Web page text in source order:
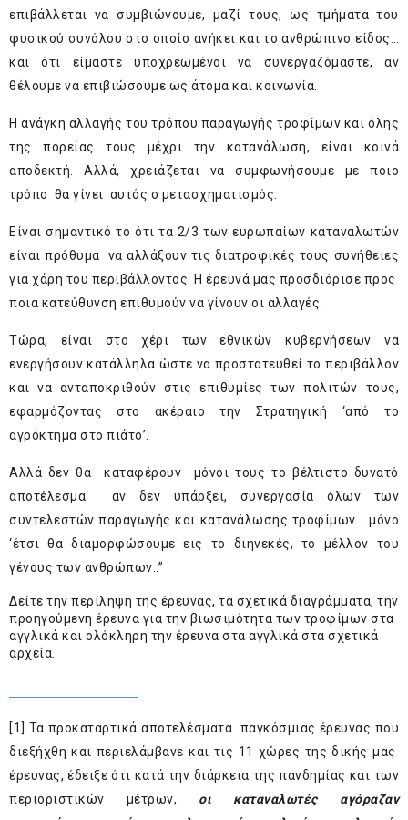
επιβάλλεται να συμβιώνουμε, μαζί τους, ως τμήματα του
φυσικού συνόλου στο οποίο ανήκει και το ανθρώπινο είδος…
και ότι είμαστε υποχρεωμένοι να συνεργαζόμαστε, αν
θέλουμε να επιβιώσουμε ως άτομα και κοινωνία.
Η ανάγκη αλλαγής του τρόπου παραγωγής τροφίμων και όλης
της πορείας τους μέχρι την κατανάλωση, είναι κοινά
αποδεκτή. Αλλά, χρειάζεται να συμφωνήσουμε με ποιο
τρόπο θα γίνει αυτός ο μετασχηματισμός.
Είναι σημαντικό το ότι τα 2/3 των ευρωπαίων καταναλωτών
είναι πρόθυμα να αλλάξουν τις διατροφικές τους συνήθειες
για χάρη του περιβάλλοντος. Η έρευνά μας προσδιόρισε προς
ποια κατεύθυνση επιθυμούν να γίνουν οι αλλαγές.
Τώρα, είναι στο χέρι των εθνικών κυβερνήσεων να
ενεργήσουν κατάλληλα ώστε να προστατευθεί το περιβάλλον
και να ανταποκριθούν στις επιθυμίες των πολιτών τους,
εφαρμόζοντας στο ακέραιο την Στρατηγική ‘από το
αγρόκτημα στο πιάτο’.
Αλλά δεν θα καταφέρουν μόνοι τους το βέλτιστο δυνατό
αποτέλεσμα αν δεν υπάρξει, συνεργασία όλων των
συντελεστών παραγωγής και κατανάλωσης τροφίμων… μόνο
‘έτσι θα διαμορφώσουμε εις το διηνεκές, το μέλλον του
γένους των ανθρώπων..”
Δείτε την περίληψη της έρευνας, τα σχετικά διαγράμματα, την
προηγούμενη έρευνα για την βιωσιμότητα των τροφίμων στα
αγγλικά και ολόκληρη την έρευνα στα αγγλικά στα σχετικά
αρχεία.
[1] Τα προκαταρτικά αποτελέσματα παγκόσμιας έρευνας που
διεξήχθη και περιελάμβανε και τις 11 χώρες της δικής μας
έρευνας, έδειξε ότι κατά την διάρκεια της πανδημίας και των
περιοριστικών μέτρων, οι καταναλωτές αγόραζαν